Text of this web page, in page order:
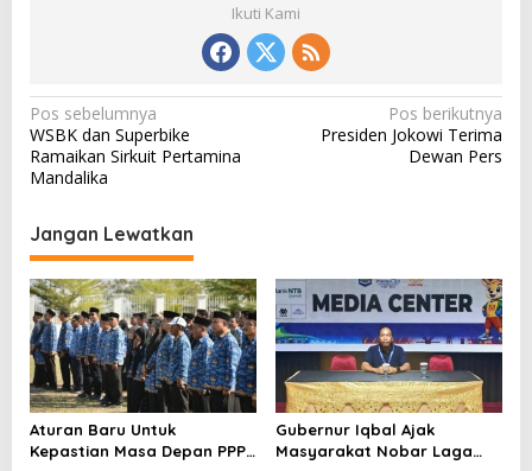
Ikuti Kami
N
a
v
g
a
s
i
p
o
s
Pos sebelumnya
WSBK dan Superbike
Ramaikan Sirkuit Pertamina
Mandalika
Pos berikutnya
Presiden Jokowi Terima
Dewan Pers
Jangan Lewatkan
Aturan Baru Untuk
Kepastian Masa Depan PPPK
Gubernur Iqbal Ajak
Masyarakat Nobar Laga